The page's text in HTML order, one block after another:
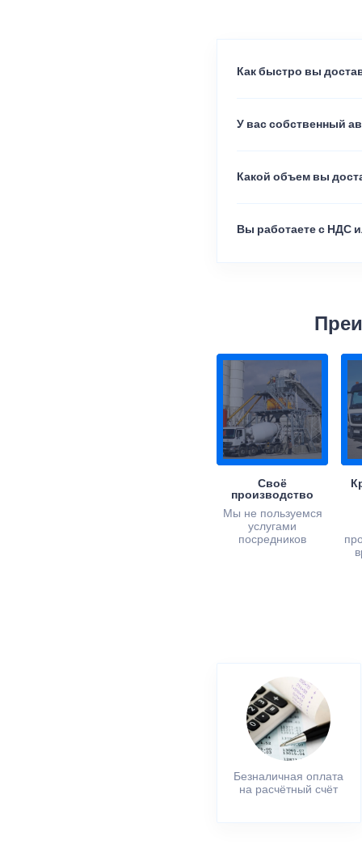
Как быстро вы
У вас собственный
Какой объем вы
Вы работаете с НДС
Своё
производство
Мы не пользуемся
услугами
посредников
Безналичная оплата
на расчётный счёт